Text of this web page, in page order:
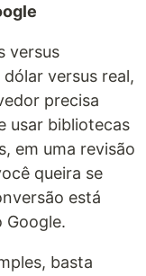
versus
versus real,
precisa
usar bibliotecas
em uma revisão
queira se
está
Google.
basta